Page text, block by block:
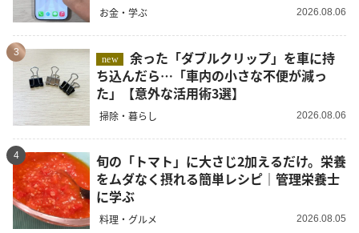
お金・学ぶ 2026.08.06
3
new
余った「ダブルクリップ」を車に持
ち込んだら…「車内の小さな不便が減っ
た」【意外な活用術3選】
掃除・暮らし 2026.08.06
4
旬の「トマト」に大さじ2加えるだけ。栄養
をムダなく摂れる簡単レシピ｜管理栄養士
に学ぶ
料理・グルメ 2026.08.05